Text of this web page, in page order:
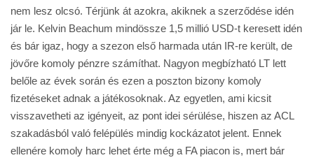
nem lesz olcsó. Térjünk át azokra, akiknek a szerződése idén
jár le. Kelvin Beachum mindössze 1,5 millió USD-t keresett idén
és bár igaz, hogy a szezon első harmada után IR-re került, de
jövőre komoly pénzre számíthat. Nagyon megbízható LT lett
belőle az évek során és ezen a poszton bizony komoly
fizetéseket adnak a játékosoknak. Az egyetlen, ami kicsit
visszavetheti az igényeit, az pont idei sérülése, hiszen az ACL
szakadásból való felépülés mindig kockázatot jelent. Ennek
ellenére komoly harc lehet érte még a FA piacon is, mert bár